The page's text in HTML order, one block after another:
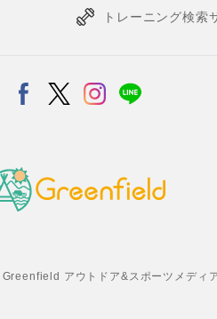
トレーニング検
アウトドア&スポーツメディ